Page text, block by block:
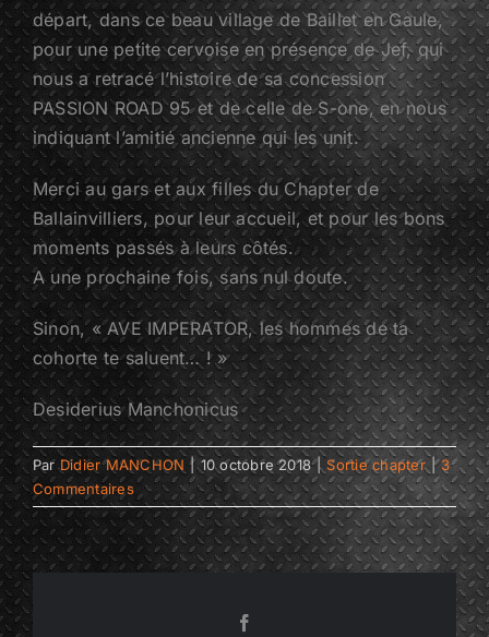
départ, dans ce beau village de Baillet en Gaule,
pour une petite cervoise en présence de Jef, qui
nous a retracé l’histoire de sa concession
PASSION ROAD 95 et de celle de S-one, en nous
indiquant l’amitié ancienne qui les unit.
Merci au gars et aux filles du Chapter de
Ballainvilliers, pour leur accueil, et pour les bons
moments passés à leurs côtés.
A une prochaine fois, sans nul doute.
Sinon, « AVE IMPERATOR, les hommes de ta
cohorte te saluent… ! »
Desiderius Manchonicus
ParDidier MANCHON | 10 octobre 2018 | Sortie chapter | 3
Commentaires